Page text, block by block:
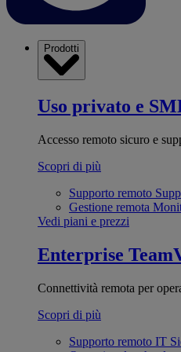
Prodotti
Uso privato e
Accesso remoto sicuro e
Scopri di più
Supporto remoto
Gestione remota
Vedi piani e prezzi
Enterprise
Connettività remota per
Scopri di più
Supporto remoto IT